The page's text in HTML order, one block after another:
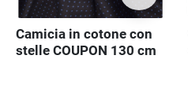
Camicia in cotone con
stelle COUPON 130 cm